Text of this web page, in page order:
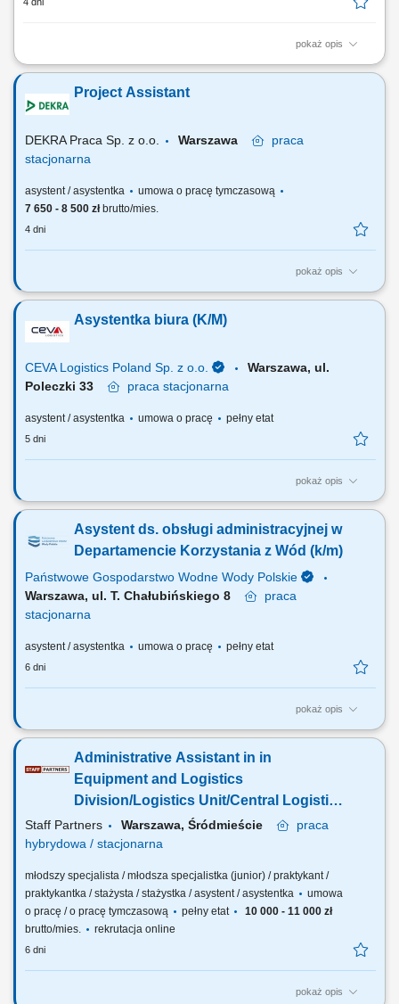
pokaż opis
Zakres obowiązków: Obsługa narzędzi i programów umożliwiających
Avalon; Obsługa umów darowizn – rejestracja, weryfikacja,
przygotowanie wymaganego sprawozdania; Kontrola terminów i kwot
Project Assistant
DEKRA Praca Sp. z o.o. Warszawa
praca
stacjonarna
asystent / asystentka
umowa o pracę tymczasową
7 650 - 8 500 złbrutto/mies.
4 dni
pokaż opis
Responsibilities: Supporting teams in the coordination and
workflows, contracts, notes, letters, reports and following up on related
actions; Preparing and monitoring financial commitments, invoices,
Asystentka biura (K/M)
CEVA Logistics Poland Sp. z o.o.
Warszawa, ul.
Poleczki 33
praca stacjonarna
asystent / asystentka umowa o pracę pełny etat
5 dni
pokaż opis
Twój zakres obowiązków: Obsługa recepcji oraz dbanie o jej sprawne
obsługi odwiedzających. Obsługa centrali telefonicznej, odbieranie i
przekierowywanie połączeń. Przyjmowanie, wysyłka i dystrybucja
Asystent ds. obsługi administracyjnej w
Departamencie Korzystania z Wód (k/m)
Państwowe Gospodarstwo Wodne Wody Polskie
Warszawa, ul. T. Chałubińskiego 8
praca
stacjonarna
asystent / asystentka umowa o pracę pełny etat
6 dni
pokaż opis
OSOBA NA TYM STANOWISKU BĘDZIE ODPOWIEDZIALNA ZA:
Departamentu, zarządzanie obiegiem dokumentacji tradycyjnej oraz
obsługę korespondencji elektronicznej (EZD, e-PUAP, e-Doręczenia),
prowadzenie kalendarza oraz organizację i obsługę...
Administrative Assistant in in
Equipment and Logistics
Division/Logistics Unit/Central Logistics
Support Sector
Staff Partners Warszawa, Śródmieście
praca
hybrydowa / stacjonarna
młodszy specjalista / młodsza specjalistka (junior) / praktykant /
praktykantka / stażysta / stażystka / asystent / asystentka
umowa
o pracę / o pracę tymczasową
pełny etat
10 000 - 11 000 zł
brutto/mies.
rekrutacja online
6 dni
pokaż opis